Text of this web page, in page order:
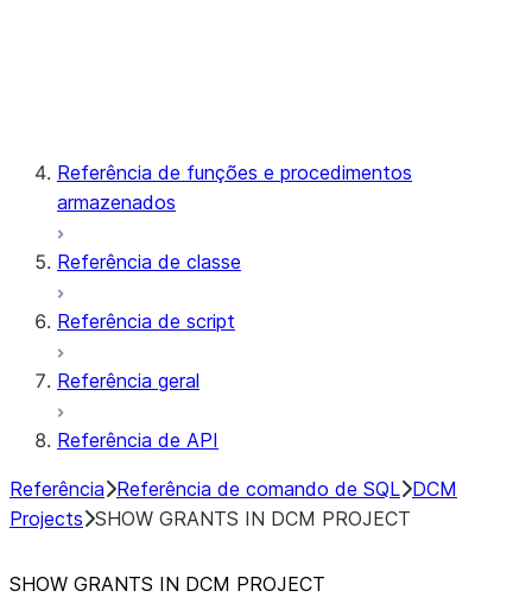
Referência de funções e procedimentos
armazenados
Referência de classe
Referência de script
Referência geral
Referência de API
Referência Referência de comando de SQL DCM
Projects SHOW GRANTS IN DCM PROJECT
SHOW GRANTS IN DCM PROJECT